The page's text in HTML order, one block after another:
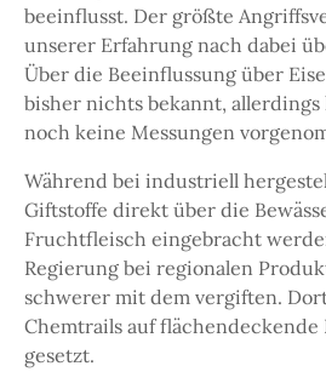
beeinflusst. Der größte
unserer Erfahrung nach dabei
Über die Beeinflussung über
bisher nichts bekannt, allerdings
noch keine Messungen
Während bei industriell
Giftstoffe direkt über die
Fruchtfleisch eingebracht
Regierung bei regionalen
schwerer mit dem vergiften.
Chemtrails auf flächendeckende
gesetzt.